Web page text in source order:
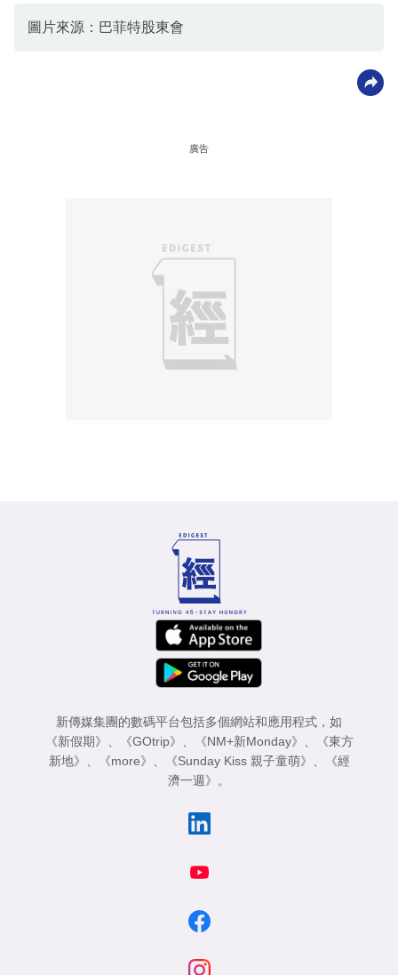
圖片來源：巴菲特股東會
廣告
新傳媒集團的數碼平台包括多個網站和應用程式，如
《新假期》
《GOtrip》 《NM+新Monday》
《東方
新地》
《more》 《Sunday Kiss 親子童萌》
《經
濟一週》
。